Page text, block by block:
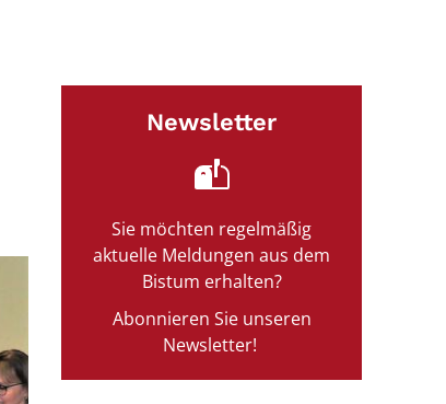
Newsletter
Sie möchten regelmäßig
aktuelle Meldungen aus dem
Bistum erhalten?
Abonnieren Sie unseren
Newsletter!